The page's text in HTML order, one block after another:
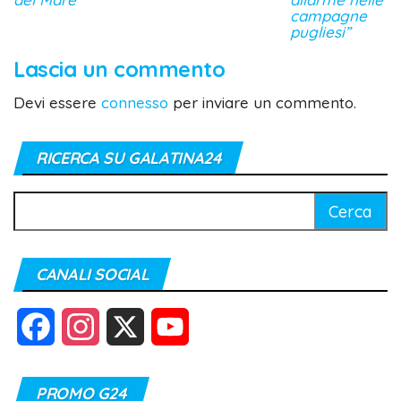
campagne
pugliesi”
Lascia un commento
Devi essere connesso per inviare un commento.
RICERCA SU GALATINA24
per:
CANALI SOCIAL
PROMO G24